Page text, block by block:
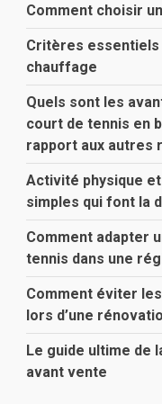
Comment choisir
Critères essentiels
chauffage
Quels sont les
court de tennis en
rapport aux autres
Activité physique
simples qui font la
Comment adapter
tennis dans une
Comment éviter
lors d’une
Le guide ultime de
avant vente